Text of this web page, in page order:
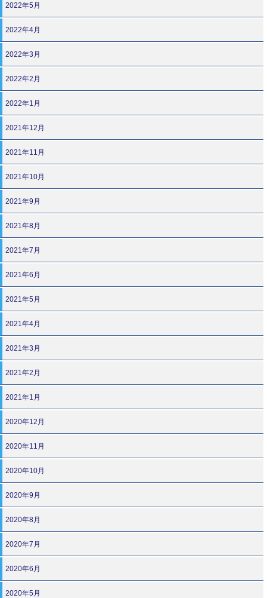
2022年5月
2022年4月
2022年3月
2022年2月
2022年1月
2021年12月
2021年11月
2021年10月
2021年9月
2021年8月
2021年7月
2021年6月
2021年5月
2021年4月
2021年3月
2021年2月
2021年1月
2020年12月
2020年11月
2020年10月
2020年9月
2020年8月
2020年7月
2020年6月
2020年5月